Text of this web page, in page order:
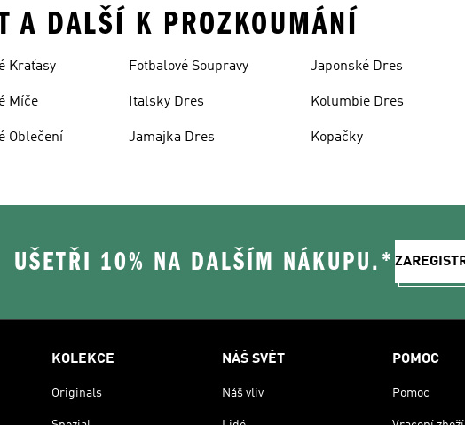
A DALŠÍ K PROZKOUMÁNÍ
Kraťasy
Míče
Oblečení
Fotbalové Soupravy
Italsky Dres
Jamajka Dres
Japonské Dres
Kolumbie Dres
Kopačky
UŠETŘI 10% NA DALŠÍM NÁKUPU.*
KOLEKCE
Originals
NÁŠ SVĚT
Náš vliv
POMOC
Pomoc